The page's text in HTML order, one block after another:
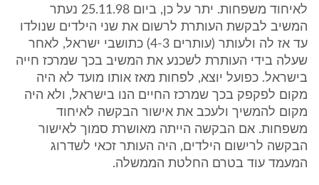
לאיחוד משפחות. יתר על כן, ביום 25.11.98 נעתר
המשיב לבקשת העותרת לרשום את שני הילדים שנולדו
עד אז לה ולעותר (עותרים 4-3) כתושבי ישראל, לאחר
שעלה בידי העותרת לשכנע את המשיב בכך שמרכז חייה
בישראל. כפועל יוצא, לפחות מאז אותו מועד לא היה
מקום לפקפק בכך שמרכז החיים הנו בישראל, ולא היה
מקום להמשיך ולעכב את אישור הבקשה לאיחוד
משפחות. אם הבקשה הייתה מאושרת סמוך לאישור
הבקשה לרישום הילדים, היה העותר זכאי לשדרוג
המעמד עוד בטרם החלטת הממשלה.